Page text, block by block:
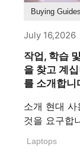
Buying Guides
July 16,2026
작업, 학습
을 찾고 계
를 소개합니
소개 현대
것을 요구합
Laptops